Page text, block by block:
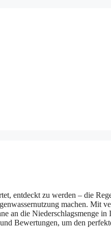
entdeckt zu werden – die
machen. Mit
an die Niederschlagsmenge in
Bewertungen, um den